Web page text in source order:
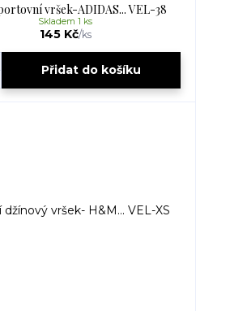
vršek-ADIDAS... VEL-38
145 Kč/ks
Skladem 1 ks
Přidat do košíku